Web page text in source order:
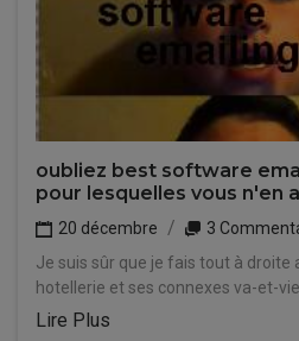
oubliez best software
pour lesquelles vous n'en
20 décembre
3
Je suis sûr que je fais tout à droite
hotellerie et ses connexes va-et-
Lire Plus